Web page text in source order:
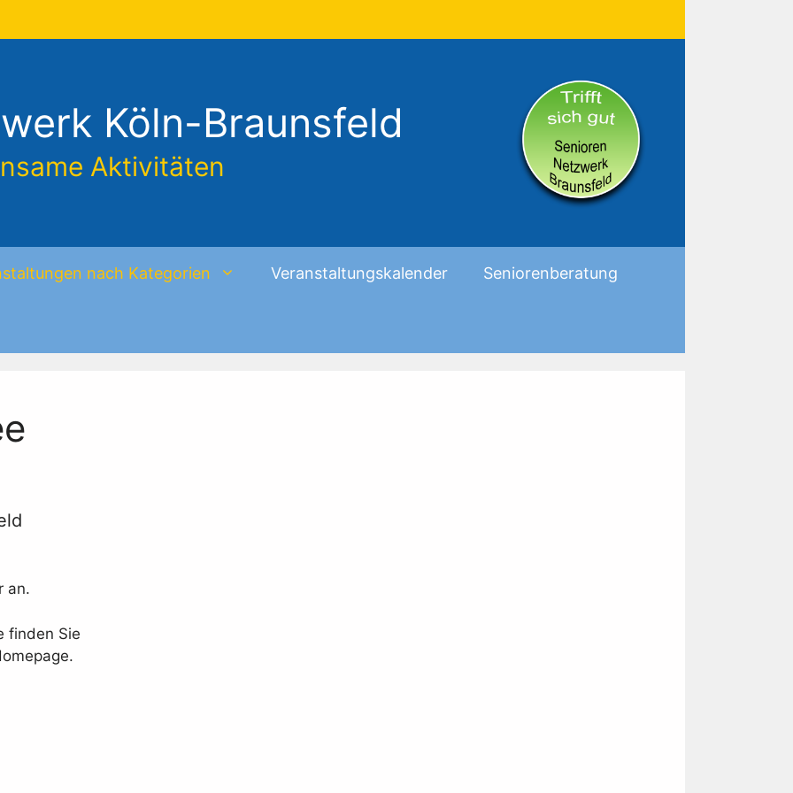
Köln-Braunsfeld
Aktivitäten
nach Kategorien Veranstaltungskalender Seniorenberatung
an.
finden Sie